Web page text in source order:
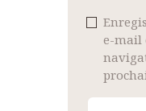
e-mail